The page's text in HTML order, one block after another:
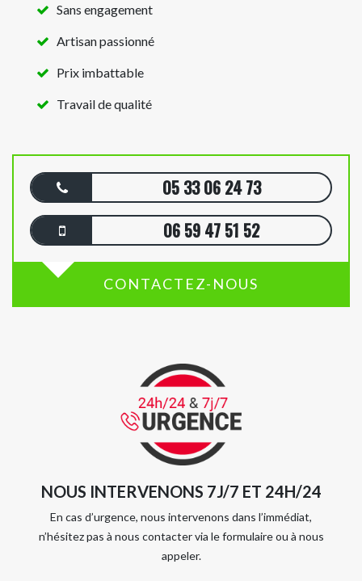
Sans engagement
Artisan passionné
Prix imbattable
Travail de qualité
05 33 06 24 73
06 59 47 51 52
CONTACTEZ-NOUS
NOUS INTERVENONS 7J/7 ET 24H/24
En cas d’urgence, nous intervenons dans l’immédiat,
n’hésitez pas à nous contacter via le formulaire ou à nous
appeler.